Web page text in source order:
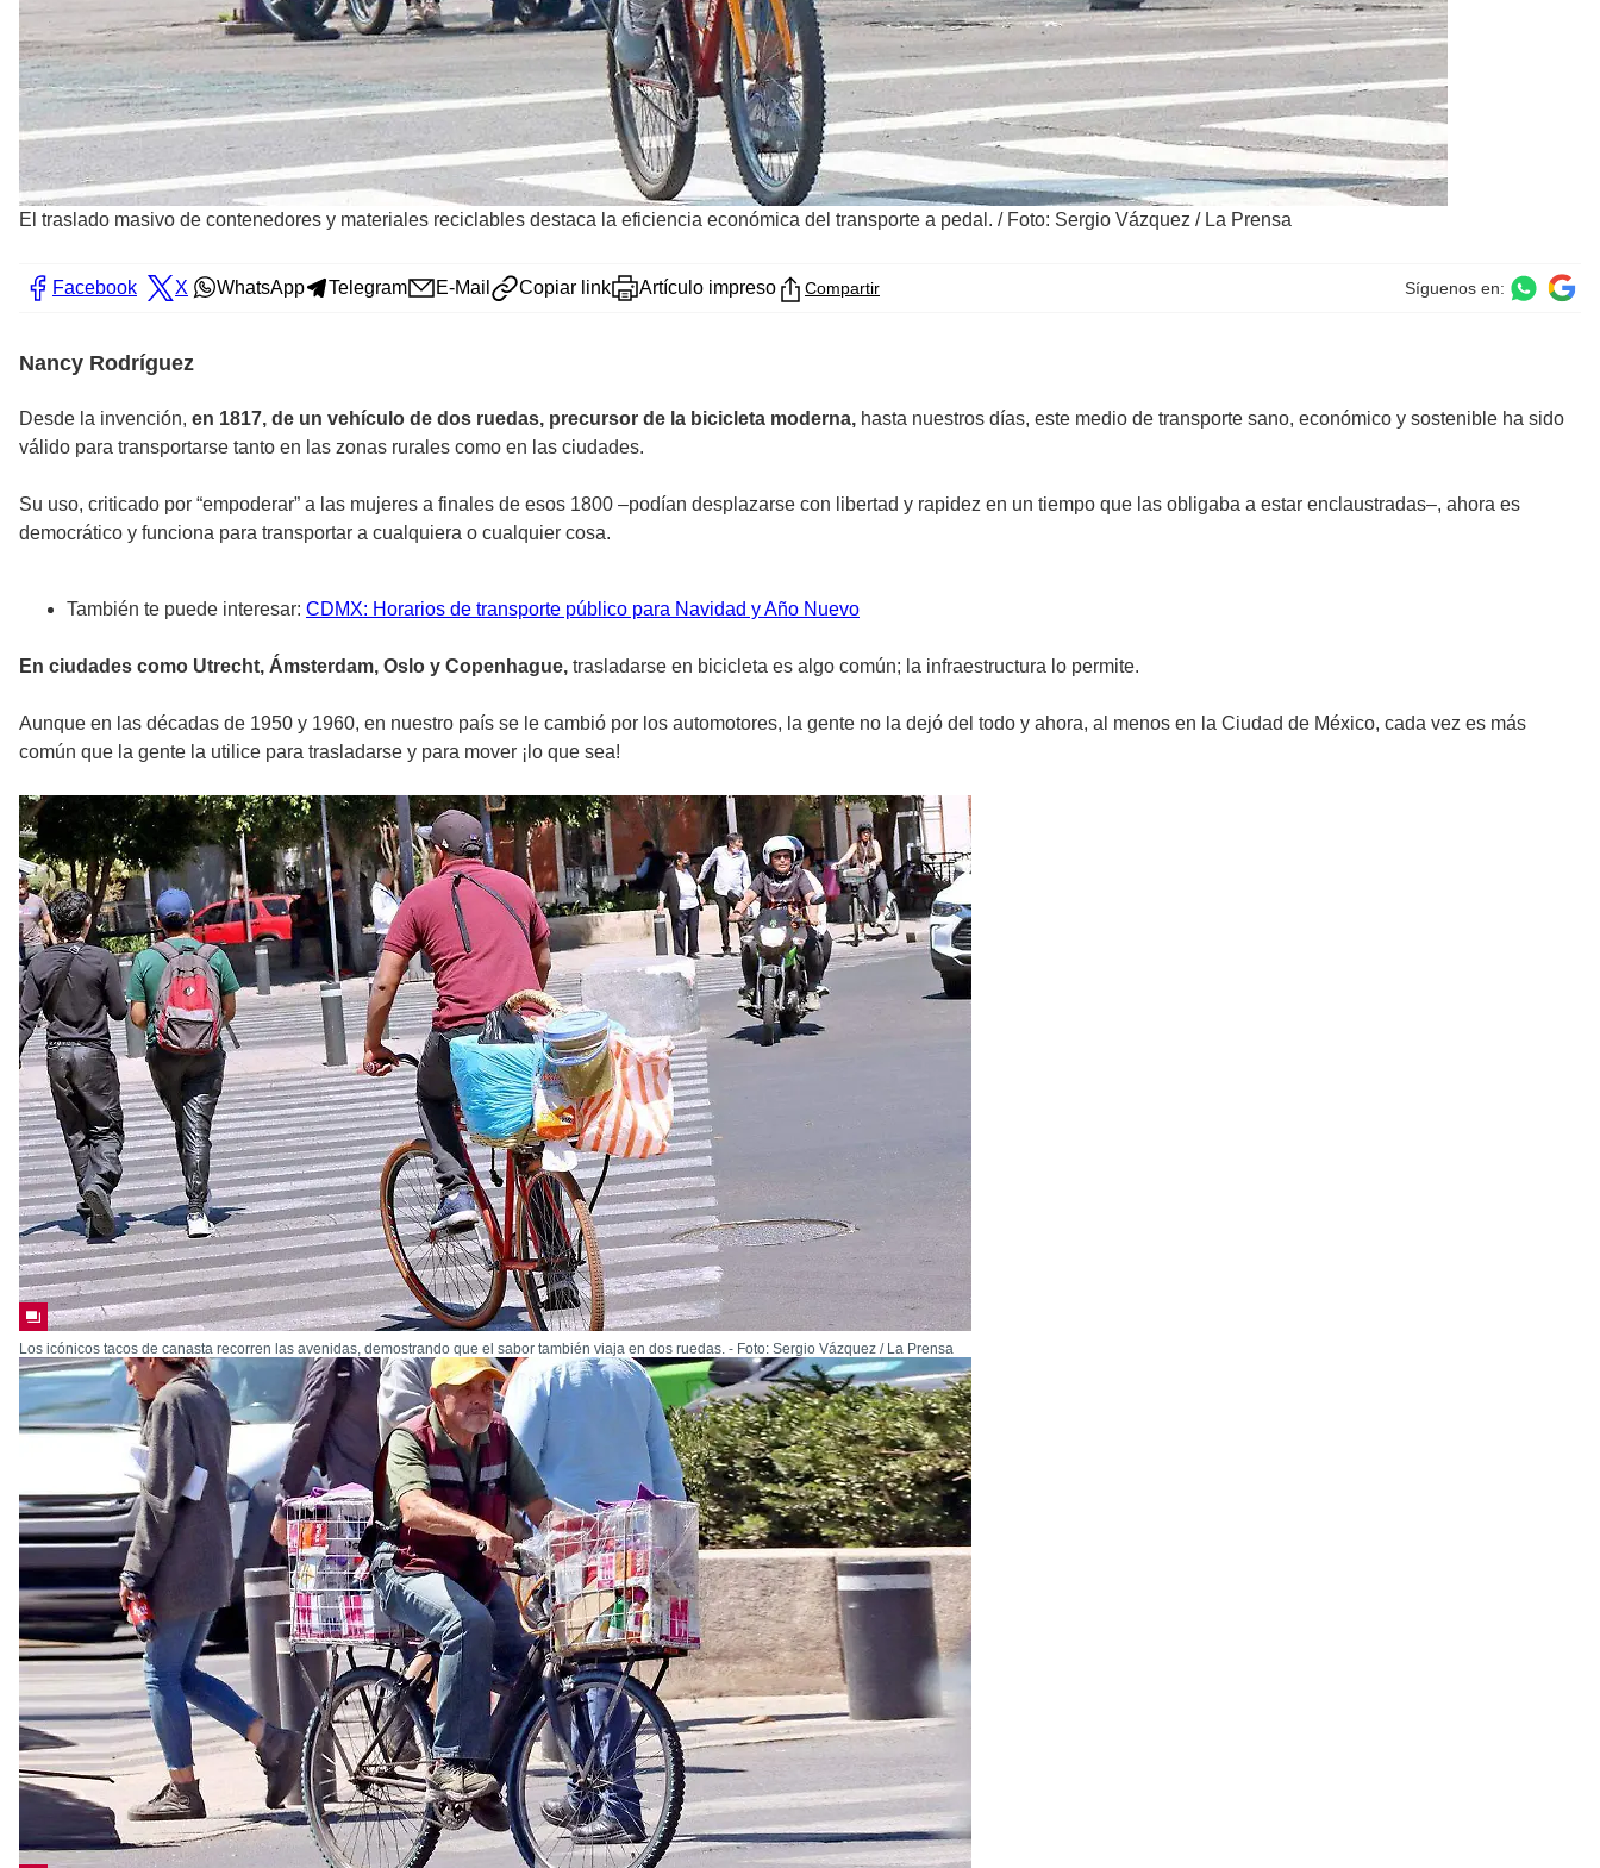
El traslado masivo de contenedores y materiales reciclables destaca la eficiencia económica del transporte a pedal. / Foto: Sergio Vázquez / La Prensa
Facebook X WhatsApp Telegram E-Mail Copiar link Artículo impreso Compartir Síguenos en:
Nancy Rodríguez
Desde la invención, en 1817, de un vehículo de dos ruedas, precursor de la bicicleta moderna, hasta nuestros días, este medio de transporte sano, económico y sostenible ha sido
válido para transportarse tanto en las zonas rurales como en las ciudades.
Su uso, criticado por “empoderar” a las mujeres a finales de esos 1800 –podían desplazarse con libertad y rapidez en un tiempo que las obligaba a estar enclaustradas–, ahora es
democrático y funciona para transportar a cualquiera o cualquier cosa.
También te puede interesar: CDMX: Horarios de transporte público para Navidad y Año Nuevo
En ciudades como Utrecht, Ámsterdam, Oslo y Copenhague, trasladarse en bicicleta es algo común; la infraestructura lo permite.
Aunque en las décadas de 1950 y 1960, en nuestro país se le cambió por los automotores, la gente no la dejó del todo y ahora, al menos en la Ciudad de México, cada vez es más
común que la gente la utilice para trasladarse y para mover ¡lo que sea!
Los icónicos tacos de canasta recorren las avenidas, demostrando que el sabor también viaja en dos ruedas. - Foto: Sergio Vázquez / La Prensa